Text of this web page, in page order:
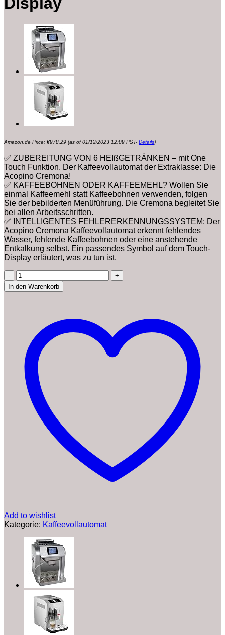
Amazon.de Price: €978.29 (as of 01/12/2023 12:09 PST- Details)
✅ ZUBEREITUNG VON 6 HEIßGETRÄNKEN – mit One
Touch Funktion. Der Kaffeevollautomat der Extraklasse: Die
Acopino Cremona!
✅ KAFFEEBOHNEN ODER KAFFEEMEHL? Wollen Sie
einmal Kaffeemehl statt Kaffeebohnen verwenden, folgen
Sie der bebilderten Menüführung. Die Cremona begleitet Sie
bei allen Arbeitsschritten.
✅ INTELLIGENTES FEHLERERKENNUNGSSYSTEM: Der
Acopino Cremona Kaffeevollautomat erkennt fehlendes
Wasser, fehlende Kaffeebohnen oder eine anstehende
Entkalkung selbst. Ein passendes Symbol auf dem Touch-
Display erläutert, was zu tun ist.
Acopino
Cremona
One
Espressomaschine
Milchsystem,Cappuccino
und
Espresso
auf
Knopfdruck
farbiges
Touch
Display
Menge
In den Warenkorb
Add to wishlist
Kategorie: Kaffeevollautomat